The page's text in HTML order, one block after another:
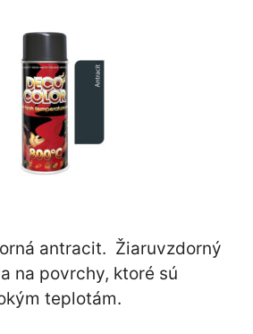
antracit. Žiaruvzdorný
na povrchy, ktoré sú
teplotám.